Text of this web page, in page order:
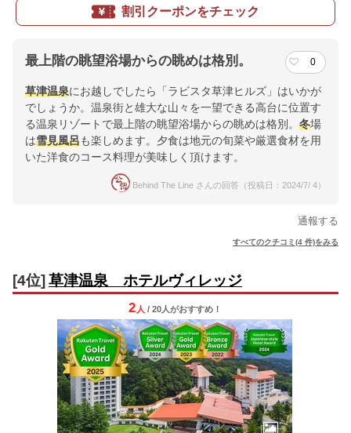
割引クーポンをチェック
最上階の眺望浴場からの眺めは格別。 0
草津温泉にお越しでしたら「ラビスタ草津ヒルズ」はいかが
でしょうか。温泉街と雄大な山々を一望できる高台に位置す
る温泉リゾートで最上階の眺望浴場からの眺めは格別。 冬場
は雪見風呂も楽しめます。夕食は地元の旬菜や厳選食材を用
いた洋食のコース料理が美味しく頂けます。
Behind The Line さんの回答（投稿日：2024/7/ 4）
通報する
すべてのクチコミ(4 件)をみる
[4位] 草津温泉 ホテルヴィレッジ
2 人 / 20人がおすすめ！